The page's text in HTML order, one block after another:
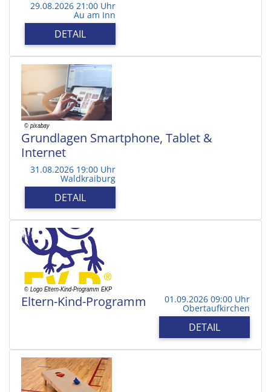
29.08.2026 21:00 Uhr
Au am Inn
DETAIL
Grundlagen Smartphone, Tablet &
Internet
31.08.2026 19:00 Uhr
Waldkraiburg
DETAIL
Eltern-Kind-Programm 01.09.2026 09:00 Uhr
Obertaufkirchen
DETAIL